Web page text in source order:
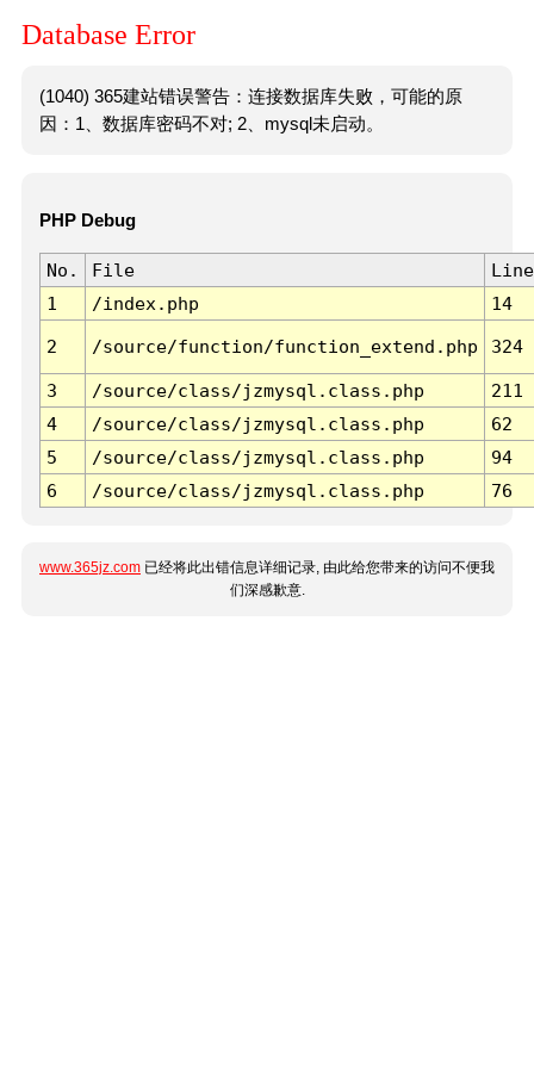
Database Error
(1040) 365建站错误警告：连接数据库失败，可能的原
因：1、数据库密码不对; 2、mysql未启动。
PHP Debug
No. File
Line
1
/index.php 14
2 /source/function/function_extend.php 324
3 /source/class/jzmysql.class.php
211
4
/source/class/jzmysql.class.php
62
5
/source/class/jzmysql.class.php
94
6
/source/class/jzmysql.class.php 76
www.365jz.com 已经将此出错信息详细记录, 由此给您带来的访问不便我
们深感歉意.